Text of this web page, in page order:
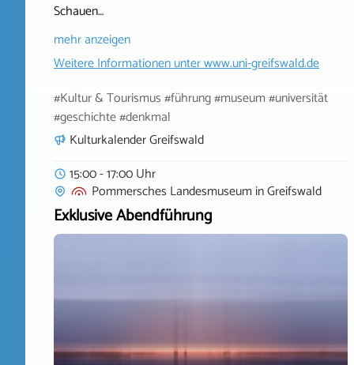
Schauen…
mehr anzeigen
Weitere Informationen unterwww.uni-greifswald.de
#Kultur & Tourismus #führung #museum #universität
#geschichte #denkmal
Kulturkalender Greifswald
15:00 - 17:00 Uhr
Pommersches LandesmuseuminGreifswald
Exklusive Abendführung